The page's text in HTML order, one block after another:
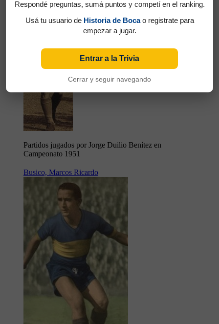
Partidos jugados por Jorge Duilio Benítez en
Campeonato 1951
Busico, Marcos Ricardo
Respondé preguntas, sumá puntos y competí en el ranking.
Usá tu usuario de Historia de Bocao registrate para
empezar a jugar.
Entrar a la Trivia
Cerrar y seguir navegando